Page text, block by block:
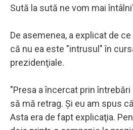
Sută la sută ne vom mai
De asemenea, a explicat de
că nu ea este "intrusul" în
prezidenţiale.
"Presa a încercat prin
să mă retrag. Şi eu am spus
Asta era de fapt explicaţia.